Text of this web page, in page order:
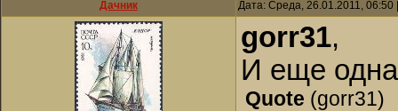
Дачник Дата: Среда, 26.01.2011,
gorr31,
И еще
Quote (gorr31)